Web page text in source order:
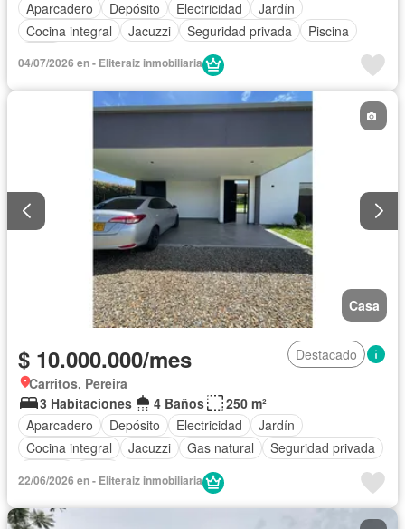
Aparcadero
Depósito Electricidad
Jardín
Cocina integral
Jacuzzi Seguridad privada
Piscina
04/07/2026 en - Eliteraiz inmobiliaria
Casa
$ 10.000.000/mes
Destacado
Carritos, Pereira
3 Habitaciones
4 Baños
250 m²
Aparcadero
Depósito Electricidad
Jardín
Cocina integral
Jacuzzi Gas natural
Seguridad privada
22/06/2026 en - Eliteraiz inmobiliaria